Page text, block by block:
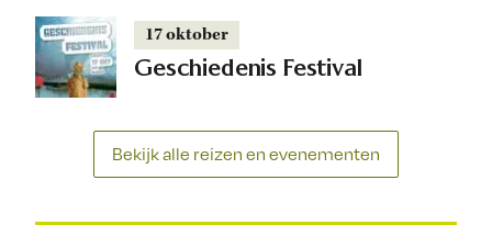
17 oktober
Geschiedenis Festival
Bekijk alle reizen en evenementen